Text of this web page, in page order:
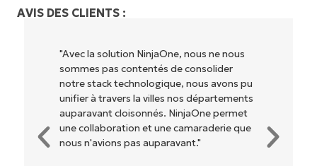
AVIS DES CLIENTS :
"NinjaOne permet à notre entreprise (ainsi
qu'aux propriétaires et opérateurs avec
lesquels nous travaillons) d'être plus
rentables. Tout le monde y gagne."
Rory McCune
Directeur informatique chez
name*